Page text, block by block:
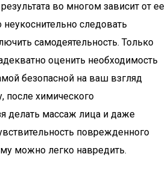
во многом зависит от ее
следовать
самодеятельность. Только
оценить необходимость
безопасной на ваш взгляд
после химического
делать массаж лица и даже
поврежденного
можно легко навредить.